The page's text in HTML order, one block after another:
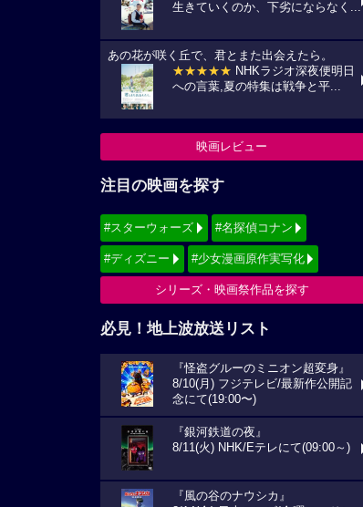
生きていくのか、下劣にならなく...
あの花が咲く丘で、君とまた出会えたら。
★★★★★ NHKラジオ深夜便明日
への言葉,夏の特集は戦争と平...
映画レビュー
注目の映画を探す
#スターウォーズ #名探偵コナン
#ディズニー #少女漫画原作実写化
シリーズ・映画祭作品を探す
必見！地上波放送リスト
『怪盗グルーのミニオン超変身』
8/10(月) フジテレビ/最新作公開記
念にて(19:00〜)
『銀河鉄道の夜』
8/11(火) NHK/Eテレにて(09:00～)
『風の谷のナウシカ』